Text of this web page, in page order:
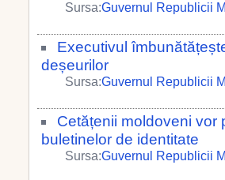
Sursa:Guvernul Republicii
Executivul
deșeurilor
Sursa:Guvernul Republicii
Cetățenii moldoveni vor
buletinelor de identitate
Sursa:Guvernul Republicii